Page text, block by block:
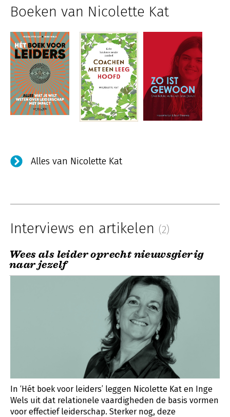
Boeken van Nicolette Kat
Alles van Nicolette Kat
Interviews en artikelen (2)
Wees als leider oprecht nieuwsgierig
naar jezelf
In ‘Hét boek voor leiders’ leggen Nicolette Kat en Inge
Wels uit dat relationele vaardigheden de basis vormen
voor effectief leiderschap. Sterker nog, deze